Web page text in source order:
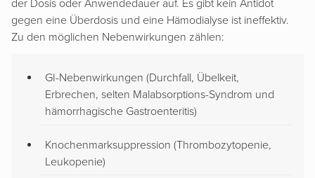
der Dosis oder Anwendedauer auf. Es gibt kein Antidot
gegen eine Überdosis und eine Hämodialyse ist ineffektiv.
Zu den möglichen Nebenwirkungen zählen:
GI-Nebenwirkungen (Durchfall, Übelkeit,
Erbrechen, selten Malabsorptions-Syndrom und
hämorrhagische Gastroenteritis)
Knochenmarksuppression (Thrombozytopenie,
Leukopenie)